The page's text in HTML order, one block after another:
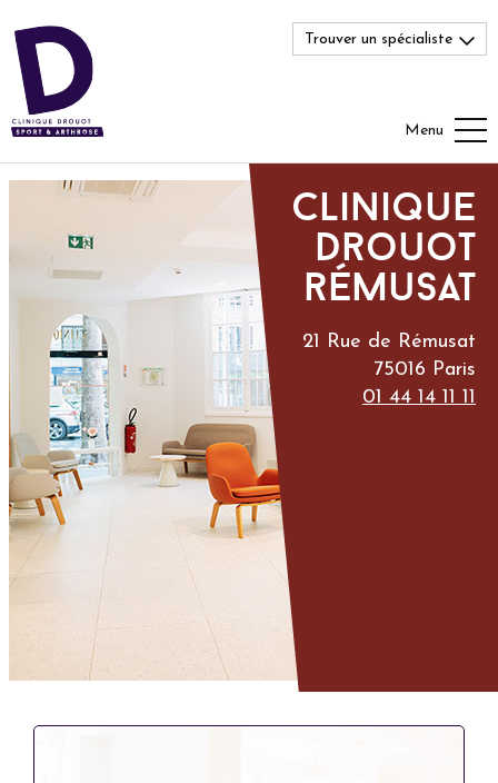
Trouver un spécialiste
Menu
Clinique
Drouot
rémusat
21 Rue de Rémusat
75016 Paris
01 44 14 11 11